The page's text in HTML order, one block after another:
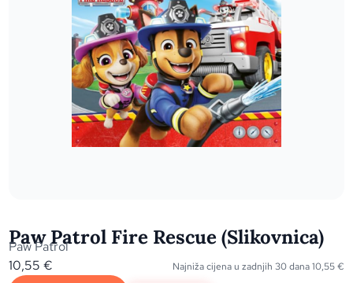
Paw Patrol Fire Rescue (Slikovnica)
Paw Patrol
10,55€ Najniža cijena u zadnjih 30 dana10,55€